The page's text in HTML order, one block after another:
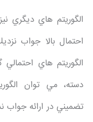
الگوريتم هاي ديگري
احتمال بالا جواب
الگوريتم هاي
دسته، مي توان
تضميني در ارائه جواب